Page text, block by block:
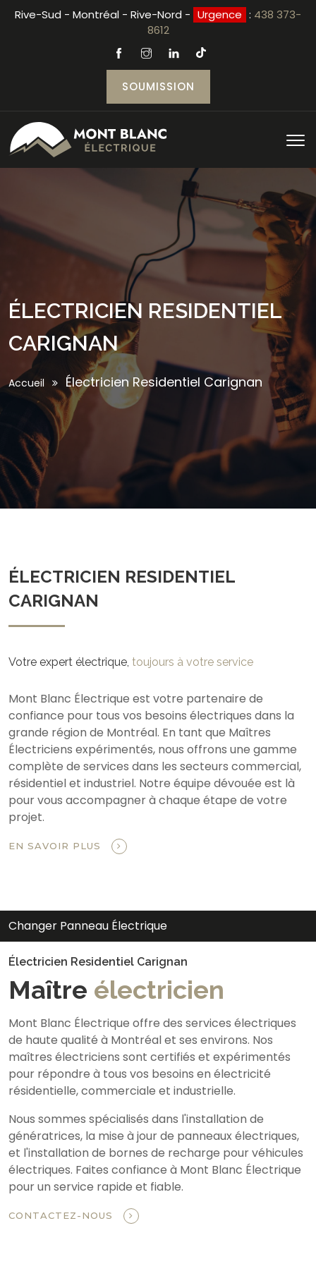
Rive-Sud - Montréal - Rive-Nord - Urgence : 438 373-
8612
SOUMISSION
ÉLECTRICIEN RESIDENTIEL
CARIGNAN
Accueil Électricien Residentiel Carignan
ÉLECTRICIEN RESIDENTIEL
CARIGNAN
Votre expert électrique, toujours à votre service
Mont Blanc Électrique est votre partenaire de
confiance pour tous vos besoins électriques dans la
grande région de Montréal. En tant que Maîtres
Électriciens expérimentés, nous offrons une gamme
complète de services dans les secteurs commercial,
résidentiel et industriel. Notre équipe dévouée est là
pour vous accompagner à chaque étape de votre
projet.
EN SAVOIR PLUS
Changer Panneau Électrique
Électricien Residentiel Carignan
Maître électricien
Mont Blanc Électrique offre des services électriques
de haute qualité à Montréal et ses environs. Nos
maîtres électriciens sont certifiés et expérimentés
pour répondre à tous vos besoins en électricité
résidentielle, commerciale et industrielle.
Nous sommes spécialisés dans l'installation de
génératrices, la mise à jour de panneaux électriques,
et l'installation de bornes de recharge pour véhicules
électriques. Faites confiance à Mont Blanc Électrique
pour un service rapide et fiable.
CONTACTEZ-NOUS